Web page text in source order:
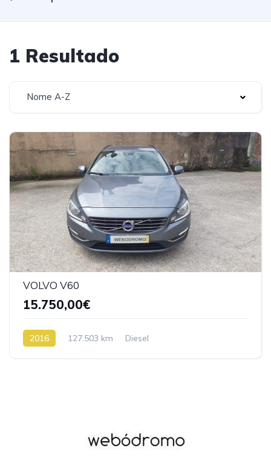
1 Resultado
Nome A-Z
VOLVO V60
15.750,00€
2016 127.503 km Diesel